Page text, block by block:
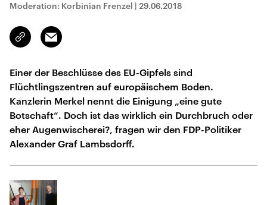
Moderation: Korbinian Frenzel | 29.06.2018
Link
kopieren/teilen
Email
Einer der Beschlüsse des EU-Gipfels sind
Flüchtlingszentren auf europäischem Boden.
Kanzlerin Merkel nennt die Einigung „eine gute
Botschaft“. Doch ist das wirklich ein Durchbruch oder
eher Augenwischerei?, fragen wir den FDP-Politiker
Alexander Graf Lambsdorff.